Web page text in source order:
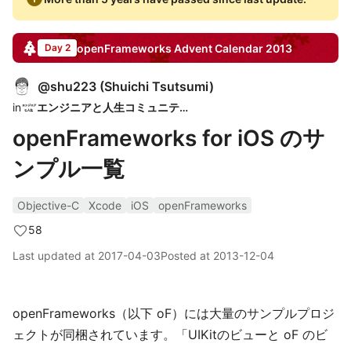
Day 2 openFrameworks Advent Calendar 2013
@shu223 (Shuichi Tsutsumi)
in エンジニアと人生コミュニティ
openFrameworks for iOS のサ
ンプル一覧
Objective-C Xcode iOS
openFrameworks
58
Last updated at 2017-04-03Posted at 2013-12-04
openFrameworks（以下 oF）には大量のサンプルプロジ
ェクトが同梱されています。「UIKitのビューと oF のビ